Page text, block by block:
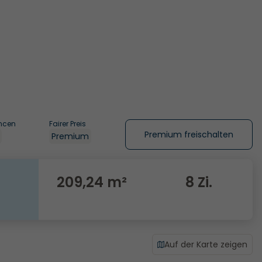
Fairer Preis
Premium Premium freischalten
209,24 m² 8 Zi.
Auf der Karte zeigen